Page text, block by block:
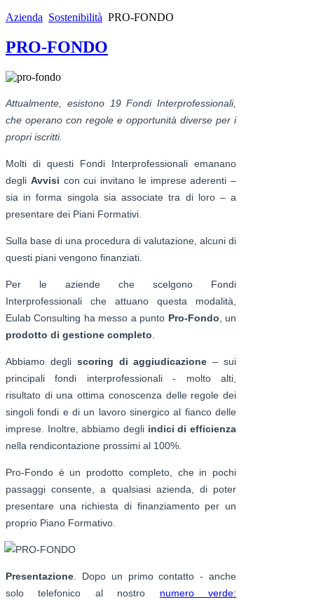
Azienda Sostenibilità PRO-FONDO
PRO-FONDO
Attualmente, esistono 19 Fondi Interprofessionali,
che operano con regole e opportunità diverse per i
propri iscritti.
Molti di questi Fondi Interprofessionali emanano
degli Avvisi con cui invitano le imprese aderenti –
sia in forma singola sia associate tra di loro – a
presentare dei Piani Formativi.
Sulla base di una procedura di valutazione, alcuni di
questi piani vengono finanziati.
Per le aziende che scelgono Fondi
Interprofessionali che attuano questa modalità,
Eulab Consulting ha messo a punto Pro-Fondo , un
prodotto di gestione completo
Abbiamo degli scoring di aggiudicazione – sui
principali fondi interprofessionali - molto alti,
risultato di una ottima conoscenza delle regole dei
singoli fondi e di un lavoro sinergico al fianco delle
imprese. Inoltre, abbiamo degli indici di efficienza
nella rendicontazione prossimi al 100%.
Pro-Fondo è un prodotto completo, che in pochi
passaggi consente, a qualsiasi azienda, di poter
presentare una richiesta di finanziamento per un
proprio Piano Formativo.
Presentazione . Dopo un primo contatto - anche
solo telefonico al nostro numero verde: